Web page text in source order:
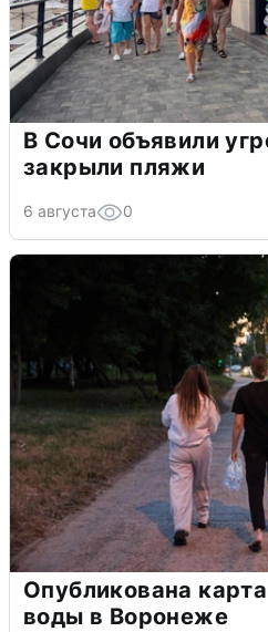
В Сочи объявили
закрыли пляжи
6 августа 0
Опубликована
воды в Воронеже